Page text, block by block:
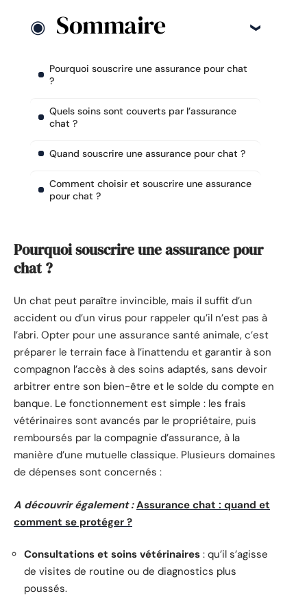
Sommaire
Pourquoi souscrire une assurance pour chat
?
Quels soins sont couverts par l’assurance
chat ?
Quand souscrire une assurance pour chat ?
Comment choisir et souscrire une assurance
pour chat ?
Pourquoi souscrire une assurance pour
chat ?
Un chat peut paraître invincible, mais il suffit d’un
accident ou d’un virus pour rappeler qu’il n’est pas à
l’abri. Opter pour une assurance santé animale, c’est
préparer le terrain face à l’inattendu et garantir à son
compagnon l’accès à des soins adaptés, sans devoir
arbitrer entre son bien-être et le solde du compte en
banque. Le fonctionnement est simple : les frais
vétérinaires sont avancés par le propriétaire, puis
remboursés par la compagnie d’assurance, à la
manière d’une mutuelle classique. Plusieurs domaines
de dépenses sont concernés :
A découvrir également : Assurance chat : quand et
comment se protéger ?
Consultations et soins vétérinaires : qu’il s’agisse
de visites de routine ou de diagnostics plus
poussés.